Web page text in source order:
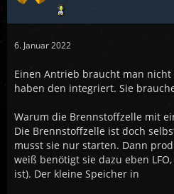
6. Januar 2022
Einen Antrieb braucht man nicht
haben den integriert. Sie
Warum die Brennstoffzelle mit
Die Brennstoffzelle ist doch
musst sie nur starten. Dann
weiß benötigt sie dazu eben
ist). Der kleine Speicher in